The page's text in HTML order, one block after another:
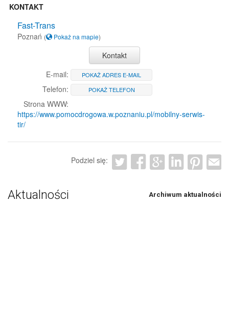
KONTAKT
Fast-Trans
Poznań ( Pokaż na mapie)
Kontakt
E-mail:
POKAŻ ADRES E-MAIL
Telefon: POKAŻ TELEFON
Strona WWW:
https://www.pomocdrogowa.w.poznaniu.pl/mobilny-serwis-
tir/
Podziel się:
Aktualności Archiwum aktualności